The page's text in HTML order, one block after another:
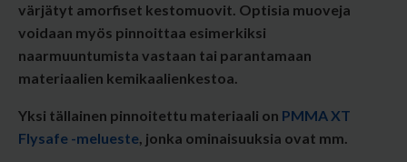
värjätyt amorfiset kestomuovit. Optisia muoveja
voidaan myös pinnoittaa esimerkiksi
naarmuuntumista vastaan tai parantamaan
materiaalien kemikaalienkestoa.
Yksi tällainen pinnoitettu materiaali on PMMA XT
Flysafe -melueste, jonka ominaisuuksia ovat mm.